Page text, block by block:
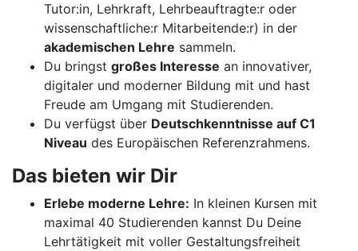
Tutor:in, Lehrkraft, Lehrbeauftragte:r oder
wissenschaftliche:r Mitarbeitende:r) in der
akademischen Lehre sammeln.
Du bringst großes Interesse an innovativer,
digitaler und moderner Bildung mit und hast
Freude am Umgang mit Studierenden.
Du verfügst über Deutschkenntnisse auf C1
Niveau des Europäischen Referenzrahmens.
Das bieten wir Dir
Erlebe moderne Lehre: In kleinen Kursen mit
maximal 40 Studierenden kannst Du Deine
Lehrtätigkeit mit voller Gestaltungsfreiheit